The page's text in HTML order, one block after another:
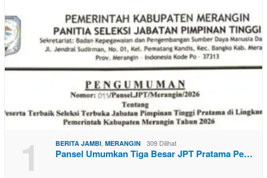
1 BERITA JAMBI, MERANGIN 309 Dilihat
Pansel Umumkan Tiga Besar JPT Pratama Pe…